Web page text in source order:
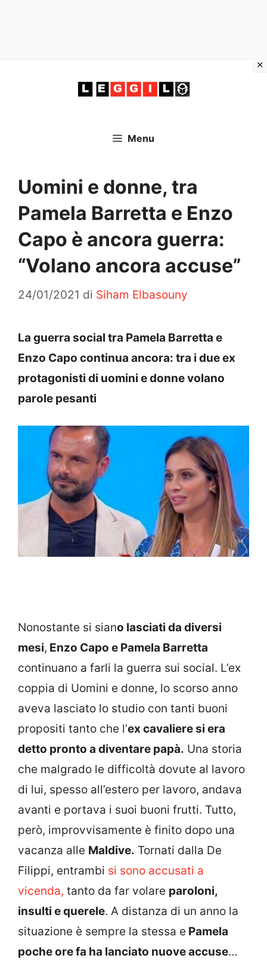
Menu
Uomini e donne, tra
Pamela Barretta e Enzo
Capo è ancora guerra:
“Volano ancora accuse”
24/01/2021 di Siham Elbasouny
La guerra social tra Pamela Barretta e
Enzo Capo continua ancora: tra i due ex
protagonisti di uomini e donne volano
parole pesanti
Nonostante si siano lasciati da diversi
mesi, Enzo Capo e Pamela Barretta
continuano a farli la guerra sui social. L’ex
coppia di Uomini e donne, lo scorso anno
aveva lasciato lo studio con tanti buoni
propositi tanto che l’ex cavaliere si era
detto pronto a diventare papà. Una storia
che malgrado le difficoltà dovute al lavoro
di lui, spesso all’estero per lavoro, andava
avanti e portava i suoi buoni frutti. Tutto,
però, improvvisamente è finito dopo una
vacanza alle Maldive. Tornati dalla De
Filippi, entrambi si sono accusati a
vicenda, tanto da far volare paroloni,
insulti e querele. A distanza di un anno la
situazione è sempre la stessa e Pamela
poche ore fa ha lanciato nuove accuse…